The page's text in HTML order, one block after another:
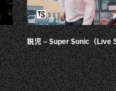
鋭児 – $uper $onic（Live